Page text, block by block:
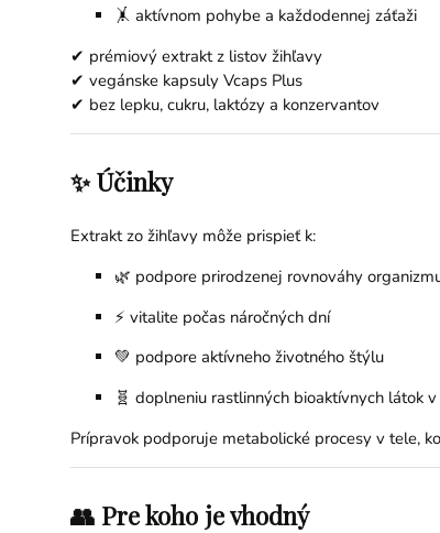
🤸 aktívnom pohybe a každodennej záťaži
✔ prémiový extrakt z listov žihľavy
✔ vegánske kapsuly Vcaps Plus
✔ bez lepku, cukru, laktózy a konzervantov
✨ Účinky
Extrakt zo žihľavy môže prispieť k:
🌿 podpore prirodzenej rovnováhy
⚡ vitalite počas náročných dní
💚 podpore aktívneho životného štýlu
🧬 doplneniu rastlinných bioaktívnych látok
Prípravok podporuje metabolické procesy v tele,
👥 Pre koho je vhodný